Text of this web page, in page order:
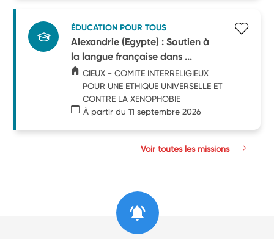
ÉDUCATION POUR TOUS
Alexandrie (Egypte) : Soutien à
la langue française dans ...
CIEUX - COMITE INTERRELIGIEUX
POUR UNE ETHIQUE UNIVERSELLE ET
CONTRE LA XENOPHOBIE
À partir du 11 septembre 2026
Voir toutes les missions